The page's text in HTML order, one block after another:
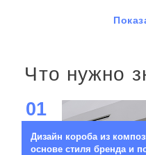
Что нужно
01
Дизайн короба из
основе стиля бренда и